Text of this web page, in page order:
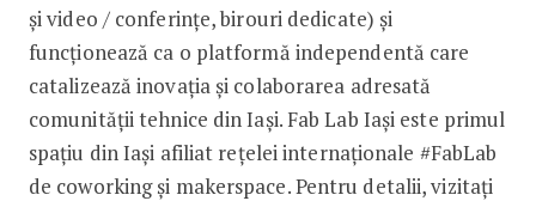
și video / conferințe, birouri dedicate) și
funcționează ca o platformă independentă care
catalizează inovația și colaborarea adresată
comunității tehnice din Iași. Fab Lab Iași este primul
spațiu din Iași afiliat rețelei internaționale #FabLab
de coworking și makerspace. Pentru detalii, vizitați